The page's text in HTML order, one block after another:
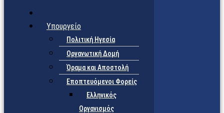
Υπουργείο
Πολιτική Ηγεσία
Οργανωτική Δομή
Όραμα και Αποστολή
Εποπτευόμενοι Φορείς
Eλληνικός
Οργανισμός